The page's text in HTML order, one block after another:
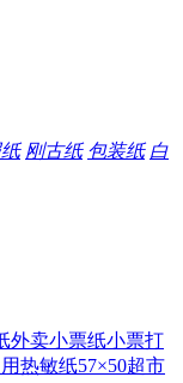
刚古纸 包装纸 白